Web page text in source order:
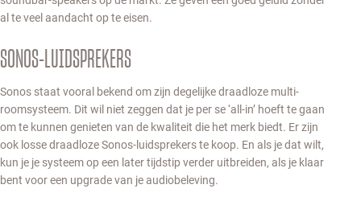
al te veel aandacht op te eisen.
SONOS-LUIDSPREKERS
Sonos staat vooral bekend om zijn degelijke draadloze multi-
roomsysteem. Dit wil niet zeggen dat je per se ‘all-in’ hoeft te gaan
om te kunnen genieten van de kwaliteit die het merk biedt. Er zijn
ook losse draadloze Sonos-luidsprekers te koop. En als je dat wilt,
kun je je systeem op een later tijdstip verder uitbreiden, als je klaar
bent voor een upgrade van je audiobeleving.